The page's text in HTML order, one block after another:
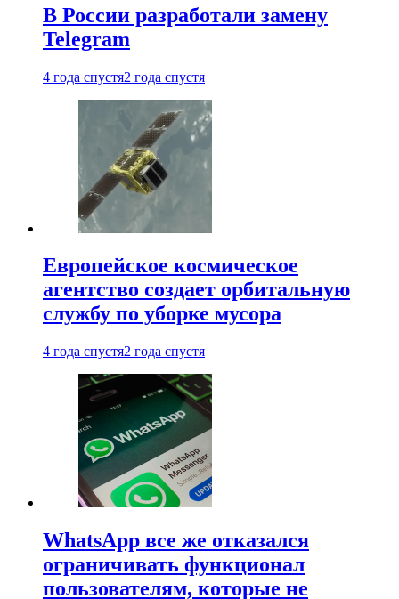
В России разработали замену
Telegram
4 года спустя2 года спустя
Европейское космическое
агентство создает орбитальную
службу по уборке мусора
4 года спустя2 года спустя
WhatsApp все же отказался
ограничивать функционал
пользователям, которые не